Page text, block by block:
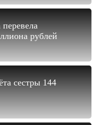
рублей
сестры 144